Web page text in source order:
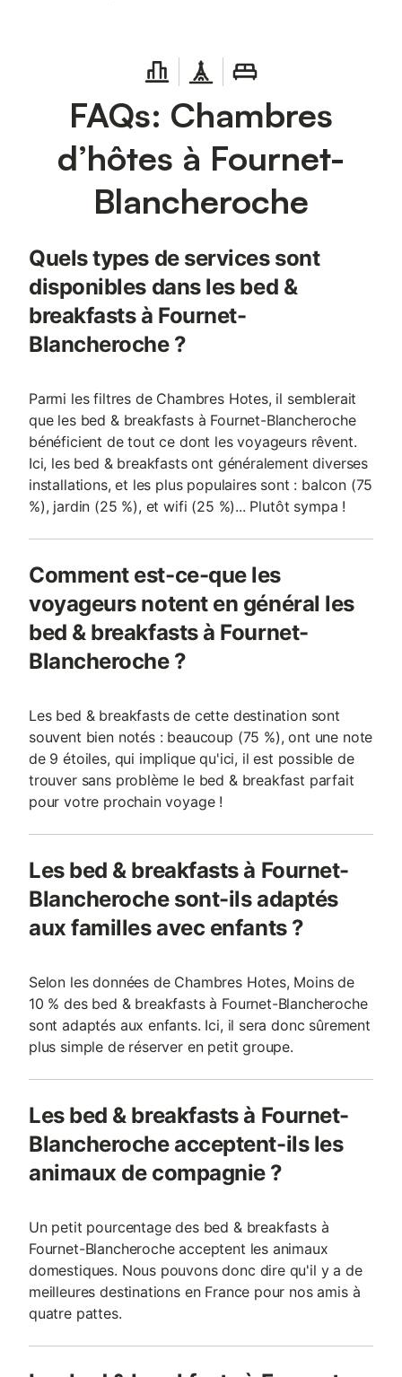
FAQs: Chambres
d’hôtes à Fournet-
Blancheroche
Quels types de services sont
disponibles dans les bed &
breakfasts à Fournet-
Blancheroche ?
Parmi les filtres de Chambres Hotes, il semblerait
que les bed & breakfasts à Fournet-Blancheroche
bénéficient de tout ce dont les voyageurs rêvent.
Ici, les bed & breakfasts ont généralement diverses
installations, et les plus populaires sont : balcon (75
%), jardin (25 %), et wifi (25 %)... Plutôt sympa !
Comment est-ce-que les
voyageurs notent en général les
bed & breakfasts à Fournet-
Blancheroche ?
Les bed & breakfasts de cette destination sont
souvent bien notés : beaucoup (75 %), ont une note
de 9 étoiles, qui implique qu'ici, il est possible de
trouver sans problème le bed & breakfast parfait
pour votre prochain voyage !
Les bed & breakfasts à Fournet-
Blancheroche sont-ils adaptés
aux familles avec enfants ?
Selon les données de Chambres Hotes, Moins de
10 % des bed & breakfasts à Fournet-Blancheroche
sont adaptés aux enfants. Ici, il sera donc sûrement
plus simple de réserver en petit groupe.
Les bed & breakfasts à Fournet-
Blancheroche acceptent-ils les
animaux de compagnie ?
Un petit pourcentage des bed & breakfasts à
Fournet-Blancheroche acceptent les animaux
domestiques. Nous pouvons donc dire qu'il y a de
meilleures destinations en France pour nos amis à
quatre pattes.